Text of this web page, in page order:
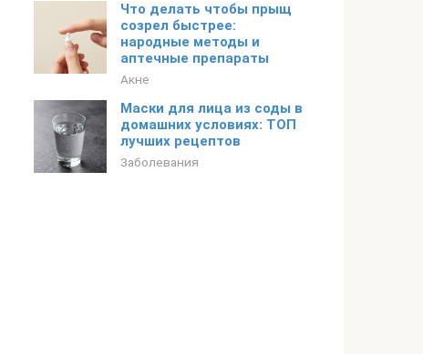
Что делать чтобы прыщ
созрел быстрее:
народные методы и
аптечные препараты
Акне
Маски для лица из соды в
домашних условиях: ТОП
лучших рецептов
Заболевания